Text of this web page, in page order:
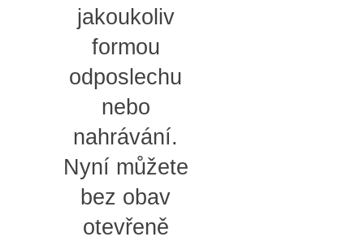
jakoukoliv
formou
odposlechu
nebo
nahrávání.
Nyní můžete
bez obav
otevřeně